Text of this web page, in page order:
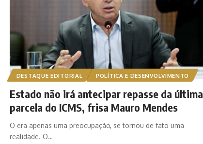
DESTAQUE EDITORIAL POLÍTICA E DESENVOLVIMENTO
Estado não irá antecipar repasse da última
parcela do ICMS, frisa Mauro Mendes
O era apenas uma preocupação, se tornou de fato uma
realidade. O…